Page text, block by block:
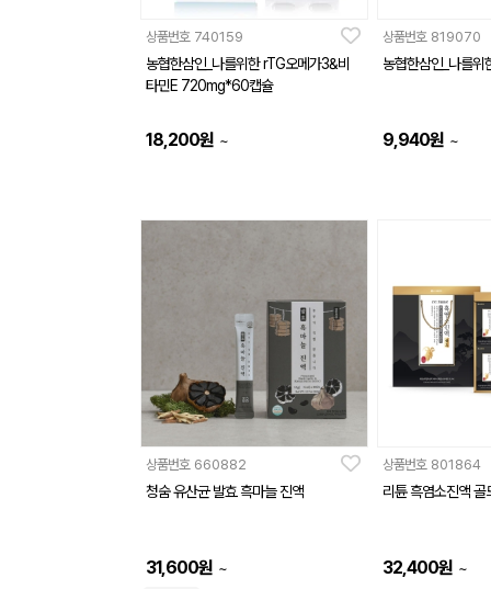
상품번호 740159
농협한삼인_나를위한 rTG오메가3&비
타민E 720mg*60캡슐
18,200원 ~
상품번호 819070
농협한삼인_나를위
9,940원 ~
상품번호 660882
청숨 유산균 발효 흑마늘 진액
31,600원 ~
상품번호 801864
리튠 흑염소진액
32,400원 ~